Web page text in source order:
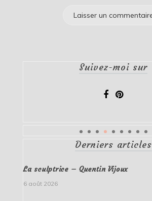
Suivez-moi sur
Derniers articles
La sculptrice – Quentin Vijoux
6 août 2026